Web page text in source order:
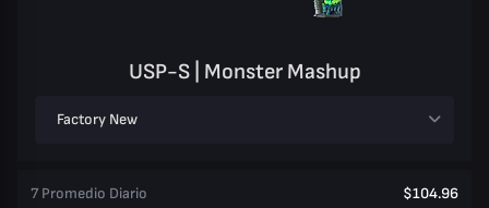
USP-S | Monster Mashup
Factory New
7 Promedio Diario $104.96